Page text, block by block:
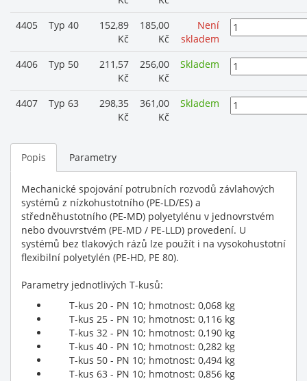
4405
Typ 40
152,89
Kč
185,00
Kč
Není
skladem
4406
Typ 50
211,57
Kč
256,00
Kč
Skladem
4407 Typ 63
298,35
Kč
361,00
Kč
Skladem
Popis Parametry
Mechanické spojování potrubních rozvodů závlahových
systémů z nízkohustotního (PE-LD/ES) a
středněhustotního (PE-MD) polyetylénu v jednovrstvém
nebo dvouvrstvém (PE-MD / PE-LLD) provedení. U
systémů bez tlakových rázů lze použít i na vysokohustotní
flexibilní polyetylén (PE-HD, PE 80).
Parametry jednotlivých T-kusů:
T-kus 20 - PN 10; hmotnost: 0,068 kg
T-kus 25 - PN 10; hmotnost: 0,116 kg
T-kus 32 - PN 10; hmotnost: 0,190 kg
T-kus 40 - PN 10; hmotnost: 0,282 kg
T-kus 50 - PN 10; hmotnost: 0,494 kg
T-kus 63 - PN 10; hmotnost: 0,856 kg